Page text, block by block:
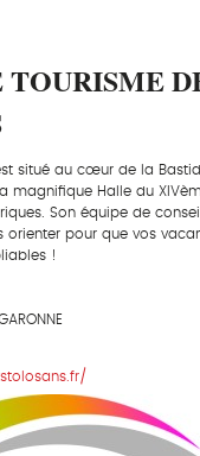
est situé au cœur de la
magnifique Halle du
Son équipe de
orienter pour que vos
!